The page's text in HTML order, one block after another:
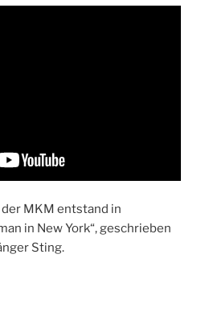
MKM entstand in
in New York“, geschrieben
Sting.